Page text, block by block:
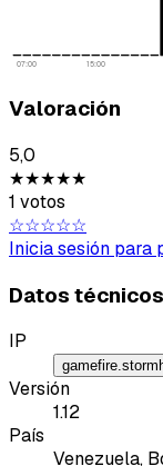
07:00 15:00
Valoración
5,0
★★★★★
1 votos
☆☆☆☆☆
Inicia sesión para
Datos técnicos
IP
Versión
1.12
País
Venezuela,